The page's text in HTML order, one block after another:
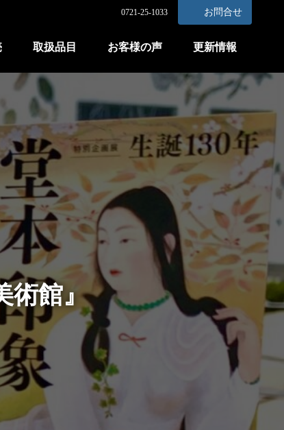
0721-25-1033 お問合せ
取扱品目 お客様の声 更新情報
術館』